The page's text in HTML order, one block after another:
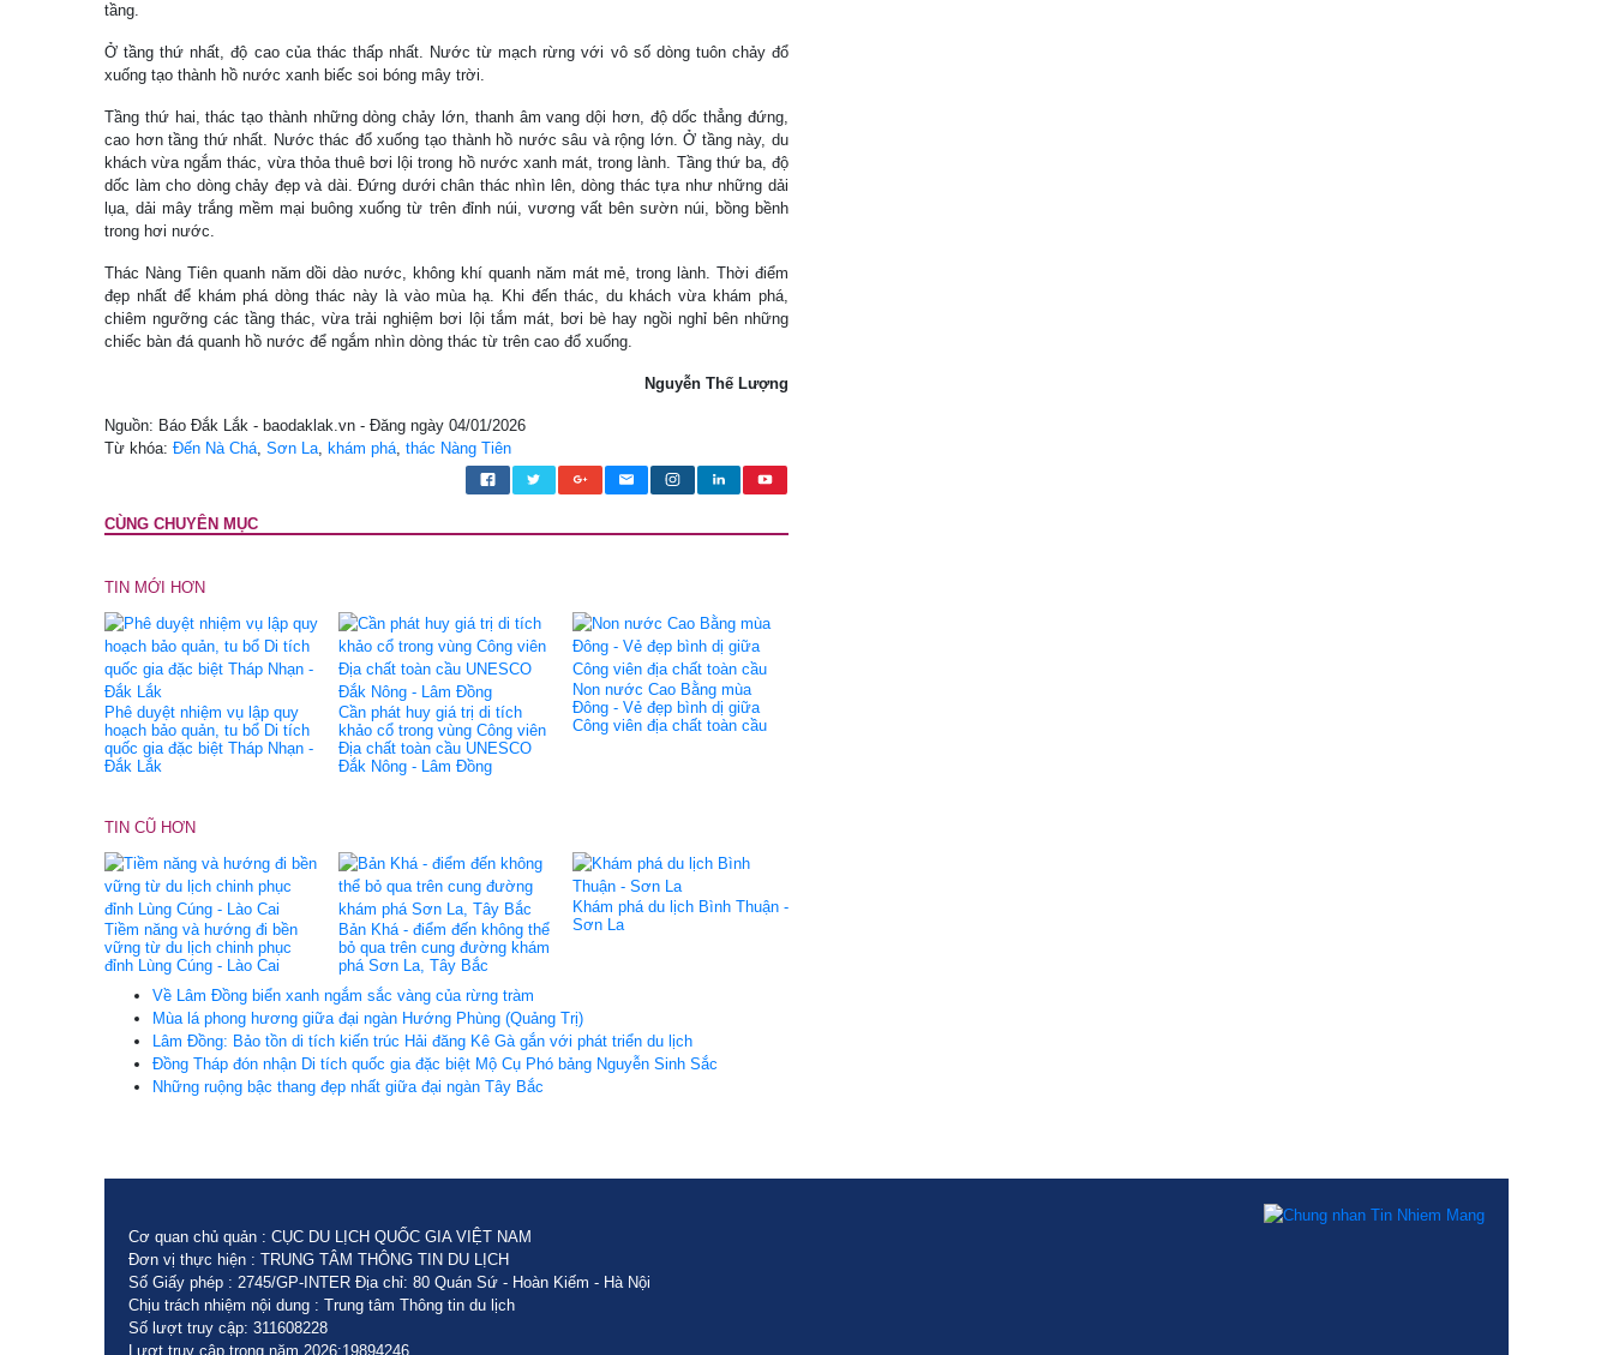
tầng.
Ở tầng thứ nhất, độ cao của thác thấp nhất. Nước từ mạch rừng với vô số dòng tuôn chảy đổ
xuống tạo thành hồ nước xanh biếc soi bóng mây trời.
Tầng thứ hai, thác tạo thành những dòng chảy lớn, thanh âm vang dội hơn, độ dốc thẳng đứng,
cao hơn tầng thứ nhất. Nước thác đổ xuống tạo thành hồ nước sâu và rộng lớn. Ở tầng này, du
khách vừa ngắm thác, vừa thỏa thuê bơi lội trong hồ nước xanh mát, trong lành. Tầng thứ ba, độ
dốc làm cho dòng chảy đẹp và dài. Đứng dưới chân thác nhìn lên, dòng thác tựa như những dải
lụa, dải mây trắng mềm mại buông xuống từ trên đỉnh núi, vương vất bên sườn núi, bồng bềnh
trong hơi nước.
Thác Nàng Tiên quanh năm dồi dào nước, không khí quanh năm mát mẻ, trong lành. Thời điểm
đẹp nhất để khám phá dòng thác này là vào mùa hạ. Khi đến thác, du khách vừa khám phá,
chiêm ngưỡng các tầng thác, vừa trải nghiệm bơi lội tắm mát, bơi bè hay ngồi nghỉ bên những
chiếc bàn đá quanh hồ nước để ngắm nhìn dòng thác từ trên cao đổ xuống.
Nguyễn Thế Lượng
Nguồn: Báo Đắk Lắk - baodaklak.vn - Đăng ngày 04/01/2026
Từ khóa: Đến Nà Chá Sơn La khám phá thác Nàng Tiên
CÙNG CHUYÊN MỤC
TIN MỚI HƠN
Phê duyệt nhiệm vụ lập quy
hoạch bảo quản, tu bổ Di tích
quốc gia đặc biệt Tháp Nhạn -
Đắk Lắk
Cần phát huy giá trị di tích
khảo cổ trong vùng Công viên
Địa chất toàn cầu UNESCO
Đắk Nông - Lâm Đồng
Non nước Cao Bằng mùa
Đông - Vẻ đẹp bình dị giữa
Công viên địa chất toàn cầu
TIN CŨ HƠN
Tiềm năng và hướng đi bền
vững từ du lịch chinh phục
đỉnh Lùng Cúng - Lào Cai
Bản Khá - điểm đến không thể
bỏ qua trên cung đường khám
phá Sơn La, Tây Bắc
Khám phá du lịch Bình Thuận -
Sơn La
Về Lâm Đồng biển xanh ngắm sắc vàng của rừng tràm
Mùa lá phong hương giữa đại ngàn Hướng Phùng (Quảng Trị)
Lâm Đồng: Bảo tồn di tích kiến trúc Hải đăng Kê Gà gắn với phát triển du lịch
Đồng Tháp đón nhận Di tích quốc gia đặc biệt Mộ Cụ Phó bảng Nguyễn Sinh Sắc
Những ruộng bậc thang đẹp nhất giữa đại ngàn Tây Bắc
Cơ quan chủ quản : CỤC DU LỊCH QUỐC GIA VIỆT NAM
Đơn vị thực hiện : TRUNG TÂM THÔNG TIN DU LỊCH
Số Giấy phép : 2745/GP-INTER Địa chỉ: 80 Quán Sứ - Hoàn Kiếm - Hà Nội
Chịu trách nhiệm nội dung : Trung tâm Thông tin du lịch
Số lượt truy cập: 311608228
Lượt truy cập trong năm 2026:19894246